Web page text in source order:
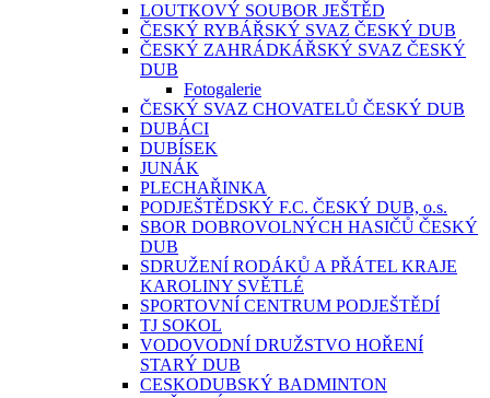
LOUTKOVÝ SOUBOR JEŠTĚD
ČESKÝ RYBÁŘSKÝ SVAZ ČESKÝ DUB
ČESKÝ ZAHRÁDKÁŘSKÝ SVAZ ČESKÝ
DUB
Fotogalerie
ČESKÝ SVAZ CHOVATELŮ ČESKÝ DUB
DUBÁCI
DUBÍSEK
JUNÁK
PLECHAŘINKA
PODJEŠTĚDSKÝ F.C. ČESKÝ DUB, o.s.
SBOR DOBROVOLNÝCH HASIČŮ ČESKÝ
DUB
SDRUŽENÍ RODÁKŮ A PŘÁTEL KRAJE
KAROLINY SVĚTLÉ
SPORTOVNÍ CENTRUM PODJEŠTĚDÍ
TJ SOKOL
VODOVODNÍ DRUŽSTVO HOŘENÍ
STARÝ DUB
CESKODUBSKÝ BADMINTON